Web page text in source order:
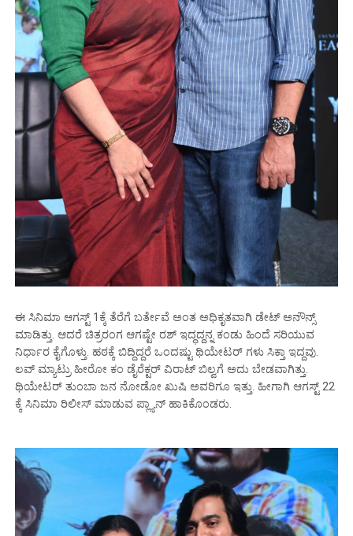
ಈ ಸಿನಿಮಾ ಆಗಸ್ಟ್ 1ಕ್ಕೆ ತೆರೆಗೆ ಬರ್ತೇವೆ ಅಂತ ಅಧಿಕೃತವಾಗಿ ಡೇಟ್ ಅನೌನ್ಸ್
ಮಾಡಿತ್ತು. ಆದರೆ ಚಿತ್ರರಂಗ ಆಗಷ್ಟೇ ರಶ್ ಇದ್ಧದ್ದನ್ನ ಕಂಡು ಹಿಂದೆ ಸರಿಯುವ
ನಿರ್ಧಾರ ಕೈಗೊಳ್ತು. ಹಠಕ್ಕೆ ಬಿದ್ದಿದ್ದರೆ ಒಂದಷ್ಟು ಥಿಯೇಟರ್ ಗಳು ಸಿಕ್ತಾ ಇದ್ದವು.
ಲವ್ ಮ್ಯಾಟ್ರು ಹೀರೋ ಕಂ ಡೈರೆಕ್ಟರ್ ವಿರಾಟ್ ಬಿಲ್ವಗೆ ಅದು ಬೇಡವಾಗಿತ್ತು.
ಥಿಯೇಟರ್ ತುಂಬಾ ಜನ ನೋಡೋ ಖುಷಿ ಅವರಿಗೂ ಇತ್ತು. ಹೀಗಾಗಿ ಆಗಸ್ಟ್ 22
ಕ್ಕೆ ಸಿನಿಮಾ ರಿಲೀಸ್ ಮಾಡುವ ಪ್ಲ್ಯಾನ್ ಹಾಕಿಕೊಂಡರು.